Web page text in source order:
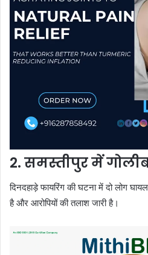
2. समस्तीपुर में
दिनदहाड़े फायरिंग की घटना में दो लोग
है और आरोपियों की तलाश जारी है।